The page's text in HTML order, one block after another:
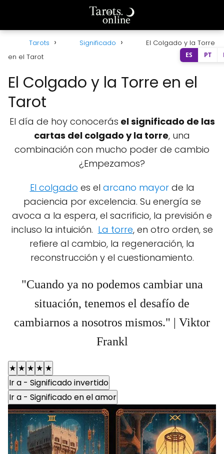
Tarots Significado
El Colgado y la Torre
en el Tarot
El Colgado y la Torre en el
Tarot
El día de hoy conocerás el significado de las
cartas del colgado y la torre, una
combinación con mucho poder de cambio
¿Empezamos?
El colgado es el arcano mayorde la
paciencia por excelencia. Su energía se
avoca a la espera, el sacrificio, la previsión e
incluso la intuición. La torre, en otro orden, se
refiere al cambio, la regeneración, la
reconstrucción y el cuestionamiento.
"Cuando ya no podemos cambiar una
situación, tenemos el desafío de
cambiarnos a nosotros mismos." | Viktor
Frankl
★ ★ ★ ★ ★
Ir a - Significado invertido
Ir a - Significado en el amor
ES PT